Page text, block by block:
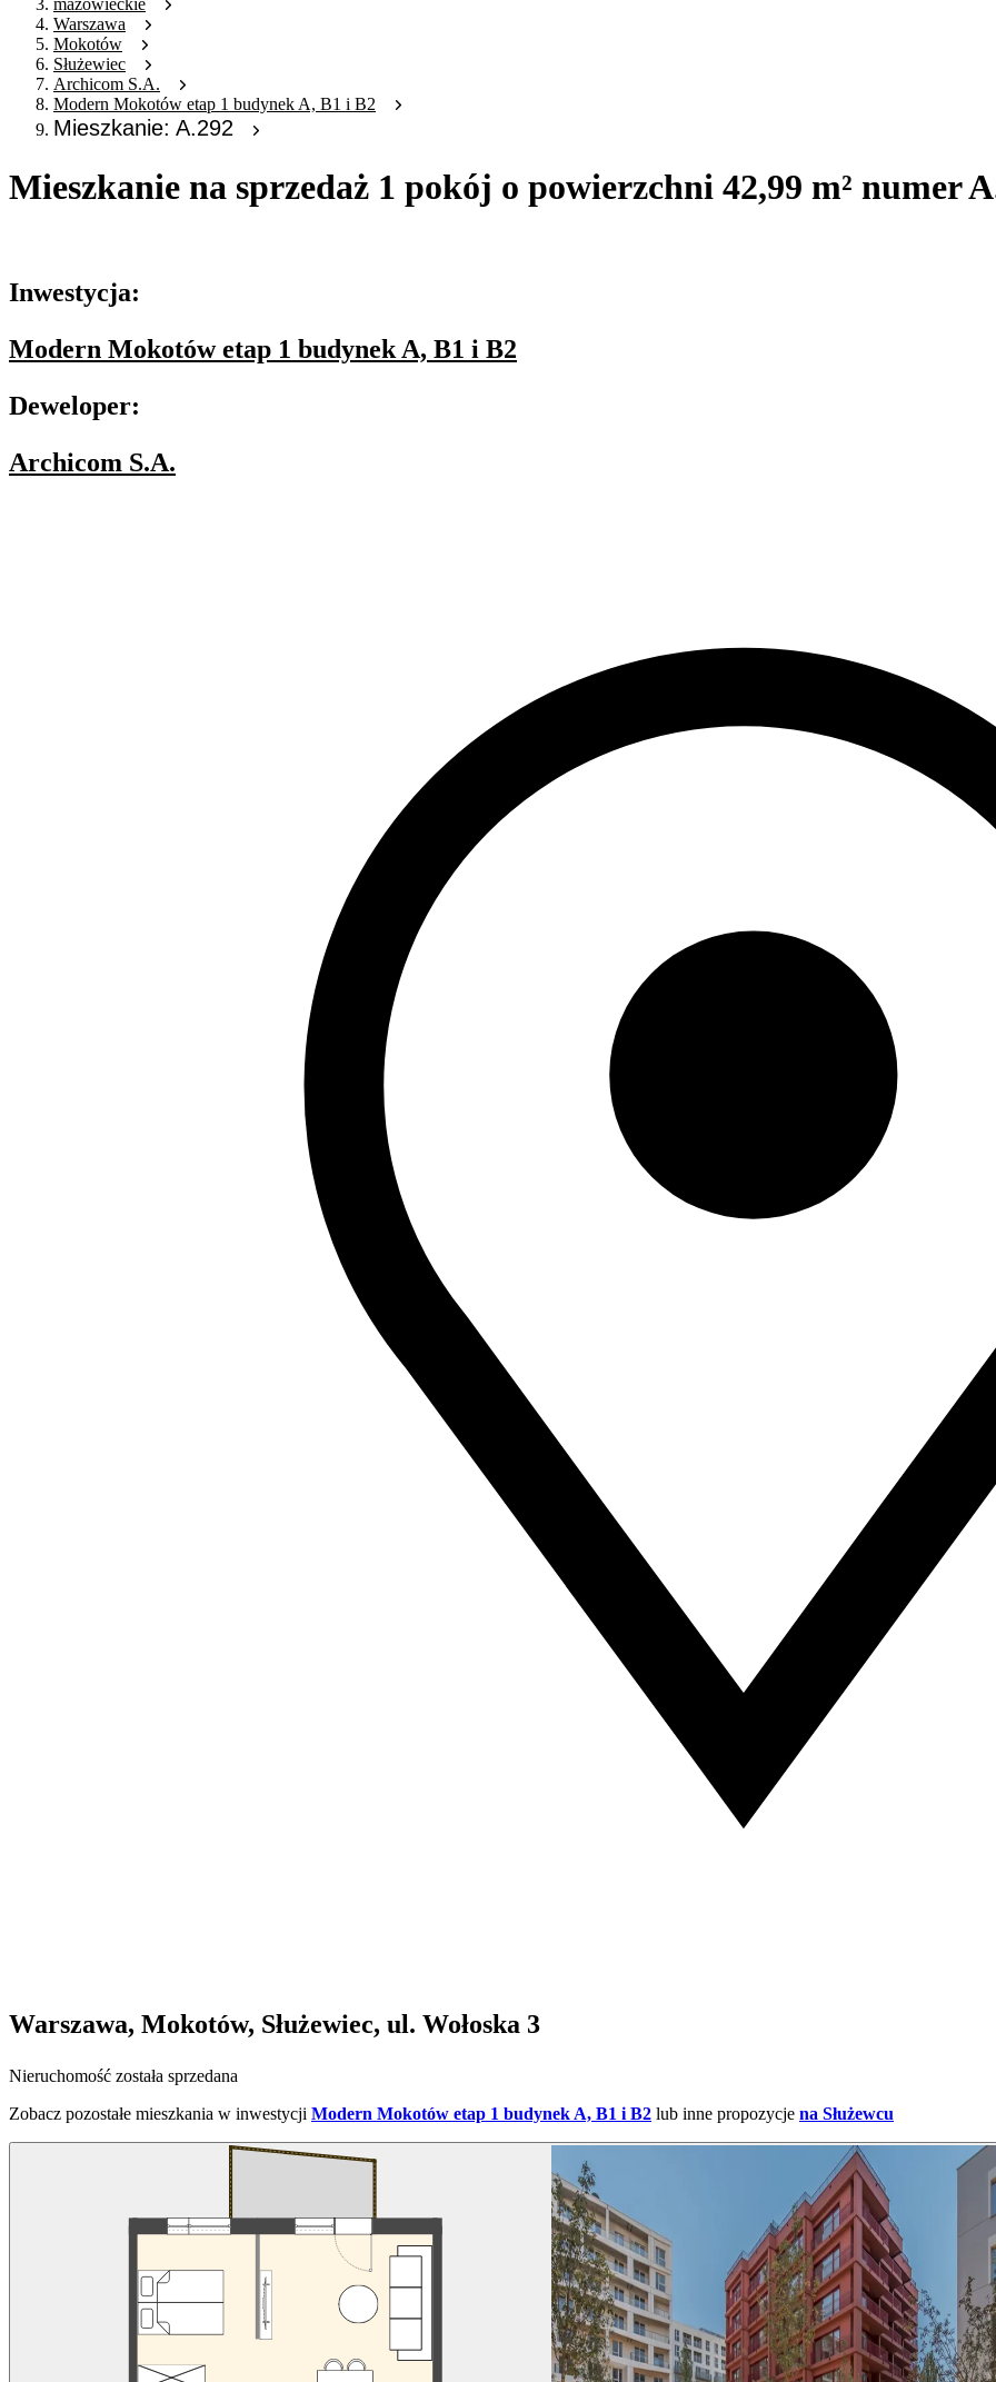
mazowieckie
Warszawa
Mokotów
Służewiec
Archicom S.A.
Modern Mokotów etap 1 budynek A, B1 i B2
Mieszkanie: A.292
Mieszkanie na sprzedaż 1 pokój o powierzchni 42,99 m² numer
Inwestycja:
Modern Mokotów etap 1 budynek A, B1 i B2
Deweloper:
Archicom S.A.
Warszawa, Mokotów, Służewiec, ul. Wołoska 3
Nieruchomość została sprzedana
Zobacz pozostałe mieszkania w inwestycji Modern Mokotów etap 1 budynek A, B1 i B2 lub inne propozycje na Służewcu